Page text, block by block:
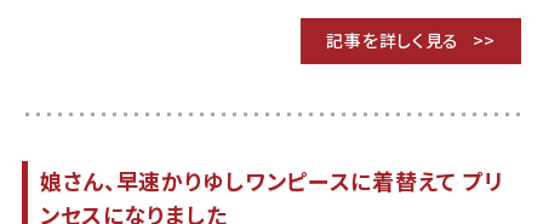
記事を詳しく見る
娘さん、早速かりゆしワンピースに着替えて プリ
ンセスになりました